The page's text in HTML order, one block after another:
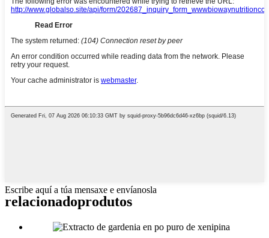
Escribe aquí a túa mensaxe e envíanosla
relacionadoprodutos